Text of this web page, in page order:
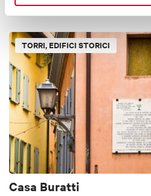
TORRI, EDIFICI STORICI
Casa Buratti